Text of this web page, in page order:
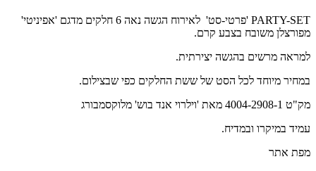
PARTY-SET 'פרטי-סט' לאירוח הגשה נאה 6 חלקים מדגם 'אפיניטי'
מפורצלן משובח בצבע קרם.
למראה מרשים בהגשה יצירתית.
במחיר מיוחד לכל הסט של ששת החלקים כפי שבצילום.
מק"ט 4004-2908-1 מאת 'וילרוי אנד בוש' מלוקסמבורג
עמיד במיקרו ובמדיח.
מפת אתר